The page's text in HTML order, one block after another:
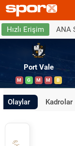
Hızlı Erişim ANA
Port Vale
M G M M B
Olaylar Kadrolar